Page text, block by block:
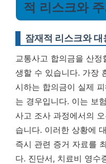
적 리스크와
잠재적 리스크와 대
교통사고 합의금을 산
생할 수 있습니다. 가장
시하는 합의금이 실제
는 경우입니다. 이는 보
사고 조사 과정에서의
습니다. 이러한 상황에
즉시 관련 증거 자료를
다. 진단서, 치료비 영수